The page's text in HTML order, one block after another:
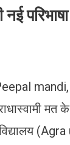
परिभाषा
mandi,
मत के